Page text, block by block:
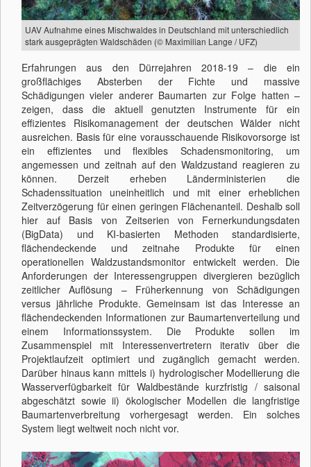
UAV Aufnahme eines Mischwaldes in Deutschland mit unterschiedlich
stark ausgeprägten Waldschäden (© Maximilian Lange / UFZ)
Erfahrungen aus den Dürrejahren 2018-19 – die ein
großflächiges Absterben der Fichte und massive
Schädigungen vieler anderer Baumarten zur Folge hatten –
zeigen, dass die aktuell genutzten Instrumente für ein
effizientes Risikomanagement der deutschen Wälder nicht
ausreichen. Basis für eine vorausschauende Risikovorsorge ist
ein effizientes und flexibles Schadensmonitoring, um
angemessen und zeitnah auf den Waldzustand reagieren zu
können. Derzeit erheben Länderministerien die
Schadenssituation uneinheitlich und mit einer erheblichen
Zeitverzögerung für einen geringen Flächenanteil. Deshalb soll
hier auf Basis von Zeitserien von Fernerkundungsdaten
(BigData) und KI-basierten Methoden standardisierte,
flächendeckende und zeitnahe Produkte für einen
operationellen Waldzustandsmonitor entwickelt werden. Die
Anforderungen der Interessengruppen divergieren bezüglich
zeitlicher Auflösung – Früherkennung von Schädigungen
versus jährliche Produkte. Gemeinsam ist das Interesse an
flächendeckenden Informationen zur Baumartenverteilung und
einem Informationssystem. Die Produkte sollen im
Zusammenspiel mit Interessenvertretern iterativ über die
Projektlaufzeit optimiert und zugänglich gemacht werden.
Darüber hinaus kann mittels i) hydrologischer Modellierung die
Wasserverfügbarkeit für Waldbestände kurzfristig / saisonal
abgeschätzt sowie ii) ökologischer Modellen die langfristige
Baumartenverbreitung vorhergesagt werden. Ein solches
System liegt weltweit noch nicht vor.